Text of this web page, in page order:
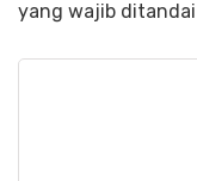
yang wajib ditandai